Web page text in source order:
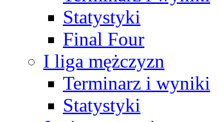
Statystyki
Final Four
I liga mężczyzn
Terminarz i wyniki
Statystyki